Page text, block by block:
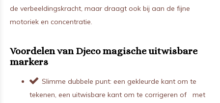
de verbeeldingskracht, maar draagt ook bij aan de fijne
motoriek en concentratie.
Voordelen van Djeco magische uitwisbare
markers
Slimme dubbele punt: een gekleurde kant om te
tekenen, een uitwisbare kant om te corrigeren of met